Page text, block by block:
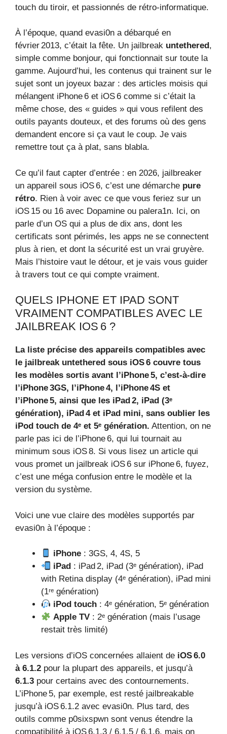
touch du tiroir, et passionnés de rétro-informatique.
À l’époque, quand evasi0n a débarqué en
février 2013, c’était la fête. Un jailbreak untethered ,
simple comme bonjour, qui fonctionnait sur toute la
gamme. Aujourd’hui, les contenus qui trainent sur le
sujet sont un joyeux bazar : des articles moisis qui
mélangent iPhone 6 et iOS 6 comme si c’était la
même chose, des « guides » qui vous refilent des
outils payants douteux, et des forums où des gens
demandent encore si ça vaut le coup. Je vais
remettre tout ça à plat, sans blabla.
Ce qu’il faut capter d’entrée : en 2026, jailbreaker
un appareil sous iOS 6, c’est une démarche pure
rétro. Rien à voir avec ce que vous feriez sur un
iOS 15 ou 16 avec Dopamine ou palera1n. Ici, on
parle d’un OS qui a plus de dix ans, dont les
certificats sont périmés, les apps ne se connectent
plus à rien, et dont la sécurité est un vrai gruyère.
Mais l’histoire vaut le détour, et je vais vous guider
à travers tout ce qui compte vraiment.
QUELS IPHONE ET IPAD SONT
VRAIMENT COMPATIBLES AVEC LE
JAILBREAK IOS 6 ?
La liste précise des appareils compatibles avec
le jailbreak untethered sous iOS 6 couvre tous
les modèles sortis avant l’iPhone 5, c’est-à-dire
l’iPhone 3GS, l’iPhone 4, l’iPhone 4S et
l’iPhone 5, ainsi que les iPad 2, iPad (3ᵉ
génération), iPad 4 et iPad mini, sans oublier les
iPod touch de 4ᵉ et 5ᵉ génération. Attention, on ne
parle pas ici de l’iPhone 6, qui lui tournait au
minimum sous iOS 8. Si vous lisez un article qui
vous promet un jailbreak iOS 6 sur iPhone 6, fuyez,
c’est une méga confusion entre le modèle et la
version du système.
Voici une vue claire des modèles supportés par
evasi0n à l’époque :
iPhone : 3GS, 4, 4S, 5
iPad : iPad 2, iPad (3ᵉ génération), iPad
with Retina display (4ᵉ génération), iPad mini
(1ʳᵉ génération)
iPod touch : 4ᵉ génération, 5ᵉ génération
Apple TV : 2ᵉ génération (mais l’usage
restait très limité)
Les versions d’iOS concernées allaient de iOS 6.0
à 6.1.2 pour la plupart des appareils, et jusqu’à
6.1.3 pour certains avec des contournements.
L’iPhone 5, par exemple, est resté jailbreakable
jusqu’à iOS 6.1.2 avec evasi0n. Plus tard, des
outils comme p0sixspwn sont venus étendre la
compatibilité à iOS 6.1.3 / 6.1.5 / 6.1.6, mais on